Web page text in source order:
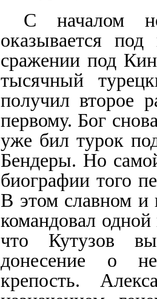
С началом
оказывается
сражении под
тысячный
получил второе
первому. Бог
уже бил турок
Бендеры. Но
биографии того
В этом славном и
командовал
что Кутузов
донесение о
крепость.